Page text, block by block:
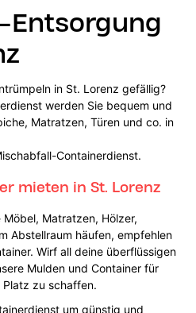
Entsorgung
in St. Lorenz gefällig?
werden Sie bequem und
Matratzen, Türen und co. in
Containerdienst.
mieten in St. Lorenz
Matratzen, Hölzer,
Abstellraum häufen, empfehlen
Wirf all deine überflüssigen
Mulden und Container für
zu schaffen.
um günstig und